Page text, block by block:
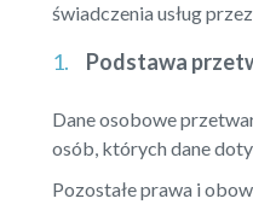
świadczenia usług
Podstawa
Dane osobowe
osób, których dane
Pozostałe prawa i